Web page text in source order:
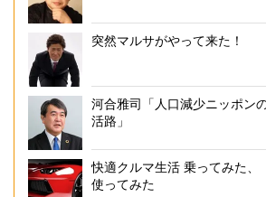
突然マルサがやって来た！
河合雅司「人口減少ニッポン
活路」
快適クルマ生活 乗ってみた、
使ってみた